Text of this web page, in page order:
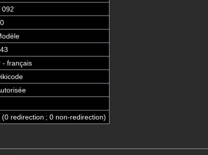
092
- français
(0 redirection ; 0 non-redirection)